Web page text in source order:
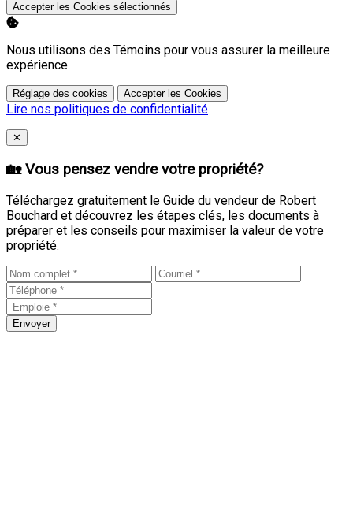
Accepter les Cookies sélectionnés
Nous utilisons des Témoins pour vous assurer la meilleure
expérience.
Réglage des cookies Accepter les Cookies
Lire nos politiques de confidentialité
Close
✕
🏡 Vous pensez vendre votre propriété?
Téléchargez gratuitement le Guide du vendeur de Robert
Bouchard et découvrez les étapes clés, les documents à
préparer et les conseils pour maximiser la valeur de votre
propriété.
Envoyer